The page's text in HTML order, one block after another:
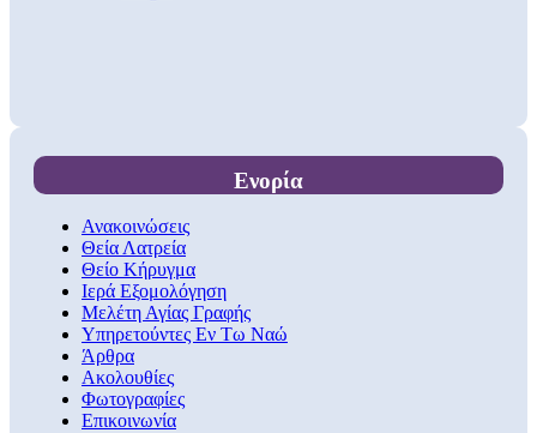
Ενορία
Ανακοινώσεις
Θεία Λατρεία
Θείο Κήρυγμα
Ιερά Εξομολόγηση
Μελέτη Αγίας Γραφής
Υπηρετούντες Εν Τω Ναώ
Άρθρα
Ακολουθίες
Φωτογραφίες
Επικοινωνία